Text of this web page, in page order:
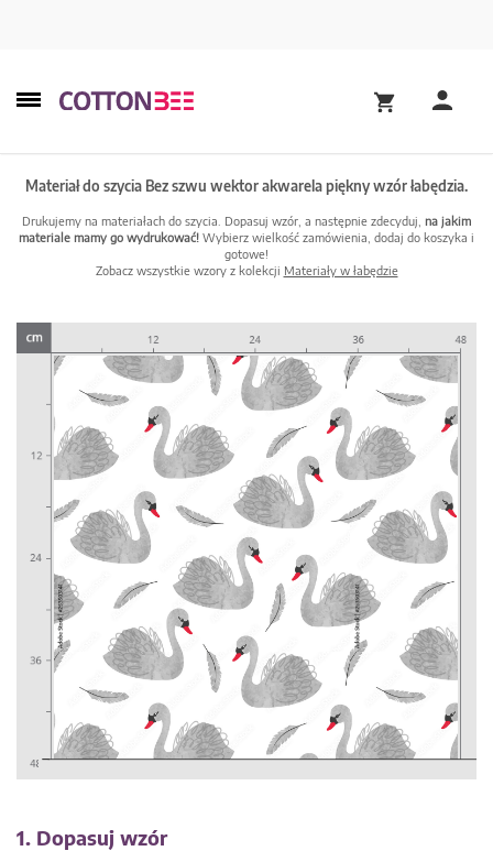
Materiał do szycia Bez szwu wektor akwarela piękny wzór łabędzia.
Drukujemy na materiałach do szycia. Dopasuj wzór, a następnie zdecyduj, na jakim
materiale mamy go wydrukować! Wybierz wielkość zamówienia, dodaj do koszyka i
gotowe!
Zobacz wszystkie wzory z kolekcji Materiały w łabędzie
1. Dopasuj wzór